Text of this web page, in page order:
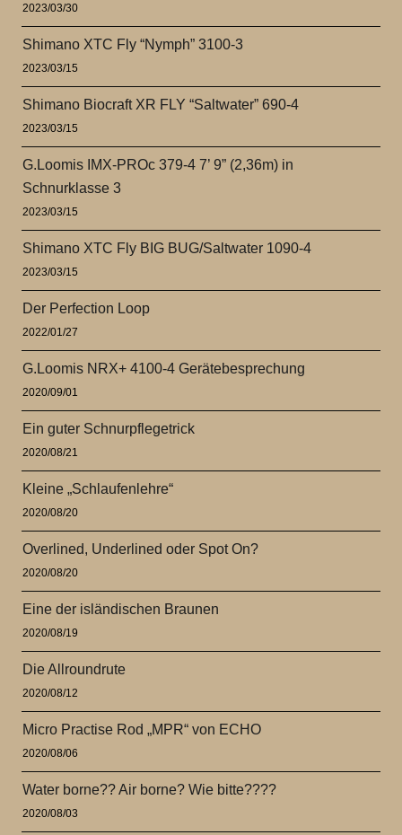
2023/03/30
Shimano XTC Fly “Nymph” 3100-3
2023/03/15
Shimano Biocraft XR FLY “Saltwater” 690-4
2023/03/15
G.Loomis IMX-PROc 379-4 7’ 9” (2,36m) in
Schnurklasse 3
2023/03/15
Shimano XTC Fly BIG BUG/Saltwater 1090-4
2023/03/15
Der Perfection Loop
2022/01/27
G.Loomis NRX+ 4100-4 Gerätebesprechung
2020/09/01
Ein guter Schnurpflegetrick
2020/08/21
Kleine „Schlaufenlehre“
2020/08/20
Overlined, Underlined oder Spot On?
2020/08/20
Eine der isländischen Braunen
2020/08/19
Die Allroundrute
2020/08/12
Micro Practise Rod „MPR“ von ECHO
2020/08/06
Water borne?? Air borne? Wie bitte????
2020/08/03